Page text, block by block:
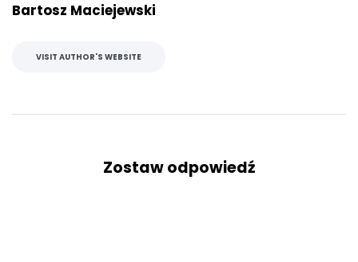
Bartosz Maciejewski
VISIT AUTHOR'S WEBSITE
Zostaw odpowiedź